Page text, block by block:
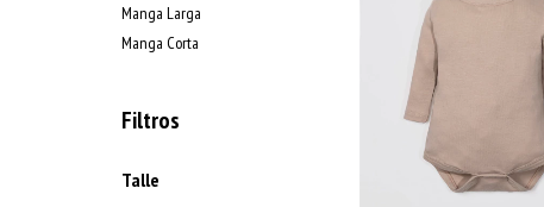
Manga Larga
Manga Corta
Filtros
Talle